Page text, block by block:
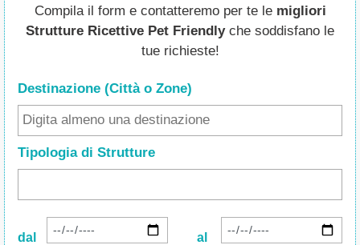
Compila il form e contatteremo per te le migliori
Strutture Ricettive Pet Friendlyche soddisfano le
tue richieste!
Destinazione (Città o Zone)
Tipologia di Strutture
dal al